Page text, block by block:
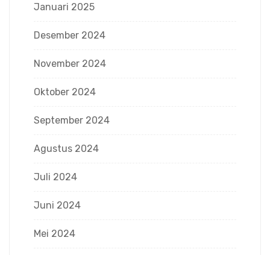
Januari 2025
Desember 2024
November 2024
Oktober 2024
September 2024
Agustus 2024
Juli 2024
Juni 2024
Mei 2024